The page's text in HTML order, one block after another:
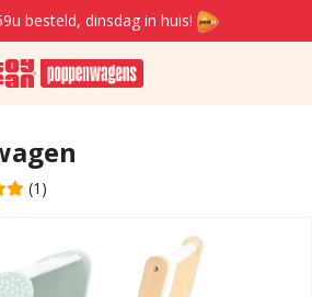
besteld, dinsdag in huis!
(1)